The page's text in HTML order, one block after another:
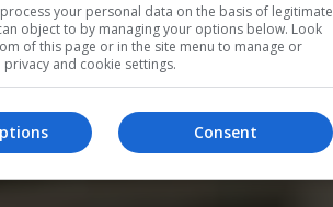
your personal data on the basis of legitimate
object to by managing your options below. Look
of this page or in the site menu to manage or
and cookie settings.
Consent